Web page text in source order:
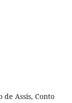
Assis, Conto